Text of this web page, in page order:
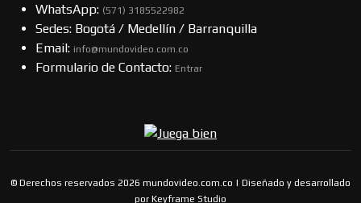
WhatsApp: (57​​1) 3185522982
Sedes: Bogotá / Medellín / Barranquilla
Email: info@mundovideo.com.co
Formulario de Contacto: Entrar
© Derechos reservados 2026 mundovideo.com.co | Diseñado y desarrollado
por Keyframe Studio